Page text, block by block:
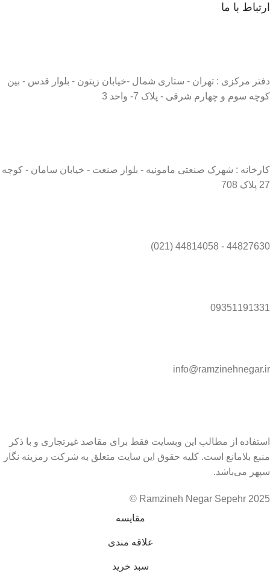
ارتباط با ما
دفتر مرکزی : تهران - ستاری شمال -خیابان زیتون - بلوار قدس - بین
کوچه سوم و چهارم شرقی - پلاک 7- واحد 3
کارخانه : شهرک صنعتی مامونیه - بلوار صنعت - خیابان سامان - کوچه
27 پلاک 708
44827630 - 44814058 (021)
09351191331
info@ramzinehnegar.ir
استفاده از مطالب این وبسایت فقط برای مقاصد غیرتجاری و با ذکر
منبع بلامانع است. کلیه حقوق این سایت متعلق به شرکت رمزینه نگار
سپهر می‌باشد.
Ramzineh Negar Sepehr 2025 ©
مقایسه
علاقه مندی
سبد خرید